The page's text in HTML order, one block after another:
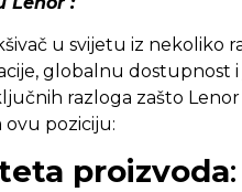
u svijetu iz nekoliko
globalnu dostupnost
razloga zašto
ovu poziciju:
proizvoda: